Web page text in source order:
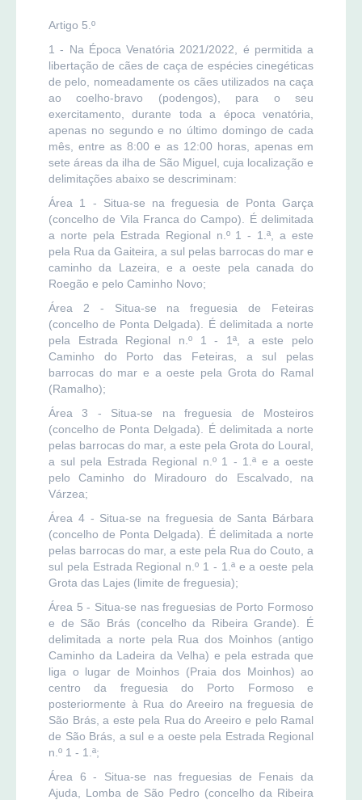
Artigo 5.º
1 - Na Época Venatória 2021/2022, é permitida a
libertação de cães de caça de espécies cinegéticas
de pelo, nomeadamente os cães utilizados na caça
ao coelho-bravo (podengos), para o seu
exercitamento, durante toda a época venatória,
apenas no segundo e no último domingo de cada
mês, entre as 8:00 e as 12:00 horas, apenas em
sete áreas da ilha de São Miguel, cuja localização e
delimitações abaixo se descriminam:
Área 1 - Situa-se na freguesia de Ponta Garça
(concelho de Vila Franca do Campo). É delimitada
a norte pela Estrada Regional n.º 1 - 1.ª, a este
pela Rua da Gaiteira, a sul pelas barrocas do mar e
caminho da Lazeira, e a oeste pela canada do
Roegão e pelo Caminho Novo;
Área 2 - Situa-se na freguesia de Feteiras
(concelho de Ponta Delgada). É delimitada a norte
pela Estrada Regional n.º 1 - 1ª, a este pelo
Caminho do Porto das Feteiras, a sul pelas
barrocas do mar e a oeste pela Grota do Ramal
(Ramalho);
Área 3 - Situa-se na freguesia de Mosteiros
(concelho de Ponta Delgada). É delimitada a norte
pelas barrocas do mar, a este pela Grota do Loural,
a sul pela Estrada Regional n.º 1 - 1.ª e a oeste
pelo Caminho do Miradouro do Escalvado, na
Várzea;
Área 4 - Situa-se na freguesia de Santa Bárbara
(concelho de Ponta Delgada). É delimitada a norte
pelas barrocas do mar, a este pela Rua do Couto, a
sul pela Estrada Regional n.º 1 - 1.ª e a oeste pela
Grota das Lajes (limite de freguesia);
Área 5 - Situa-se nas freguesias de Porto Formoso
e de São Brás (concelho da Ribeira Grande). É
delimitada a norte pela Rua dos Moinhos (antigo
Caminho da Ladeira da Velha) e pela estrada que
liga o lugar de Moinhos (Praia dos Moinhos) ao
centro da freguesia do Porto Formoso e
posteriormente à Rua do Areeiro na freguesia de
São Brás, a este pela Rua do Areeiro e pelo Ramal
de São Brás, a sul e a oeste pela Estrada Regional
n.º 1 - 1.ª;
Área 6 - Situa-se nas freguesias de Fenais da
Ajuda, Lomba de São Pedro (concelho da Ribeira